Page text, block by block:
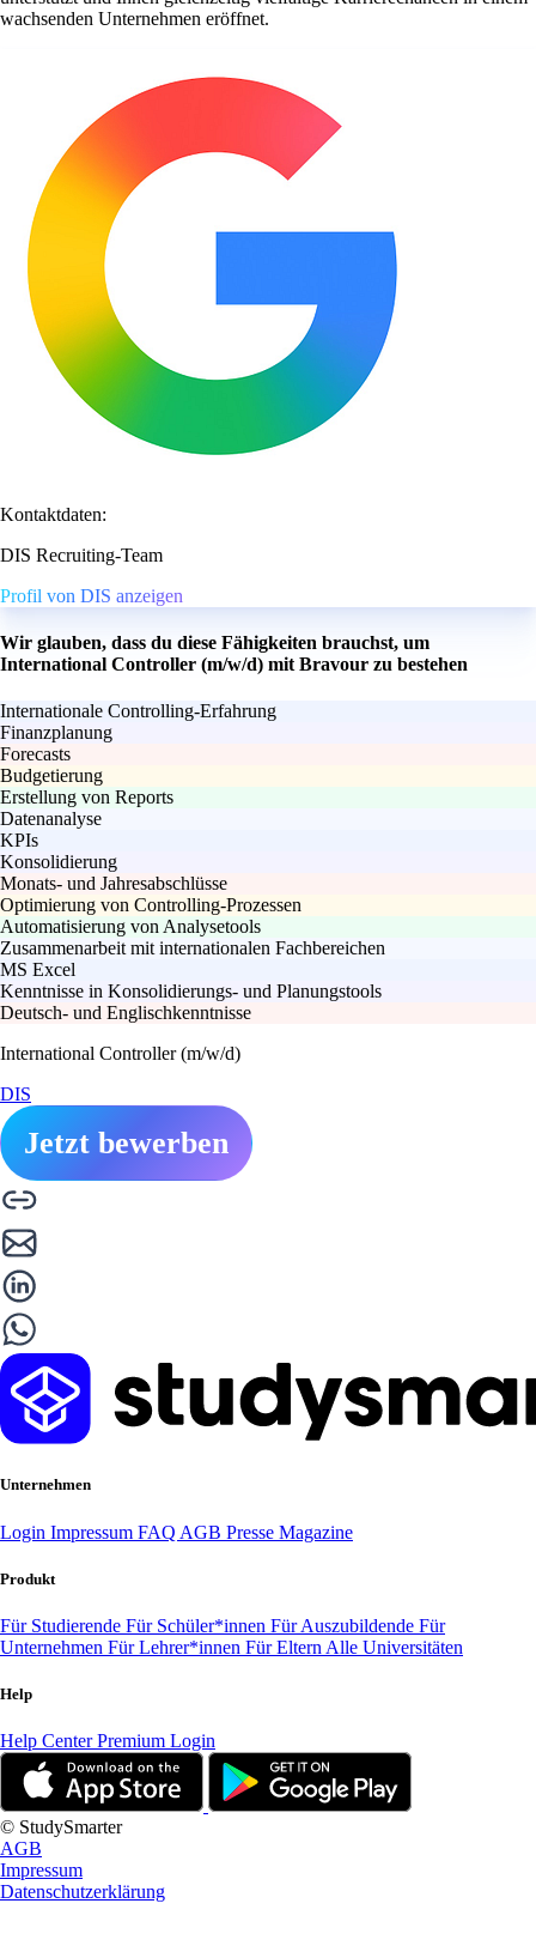
wachsenden Unternehmen eröffnet.
Kontaktdaten:
DIS Recruiting-Team
Profil von DIS anzeigen
Wir glauben, dass du diese Fähigkeiten brauchst, um
International Controller (m/w/d) mit Bravour zu bestehen
Internationale Controlling-Erfahrung
Finanzplanung
Forecasts
Budgetierung
Erstellung von Reports
Datenanalyse
KPIs
Konsolidierung
Monats- und Jahresabschlüsse
Optimierung von Controlling-Prozessen
Automatisierung von Analysetools
Zusammenarbeit mit internationalen Fachbereichen
MS Excel
Kenntnisse in Konsolidierungs- und Planungstools
Deutsch- und Englischkenntnisse
International Controller (m/w/d)
DIS
Jetzt bewerben
Unternehmen
Login Impressum FAQ AGB Presse Magazine
Produkt
Für Studierende Für Schüler*innen Für Auszubildende Für
Unternehmen Für Lehrer*innen Für Eltern Alle Universitäten
Help
Help CenterPremium Login
© StudySmarter
AGB
Impressum
Datenschutzerklärung